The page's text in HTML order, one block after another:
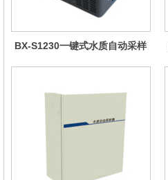
BX-S1230一键式水质自动采样